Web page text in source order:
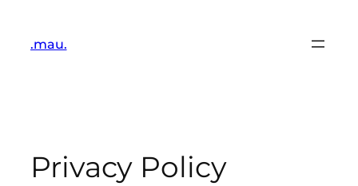
contenuto
.mau.
Privacy Policy